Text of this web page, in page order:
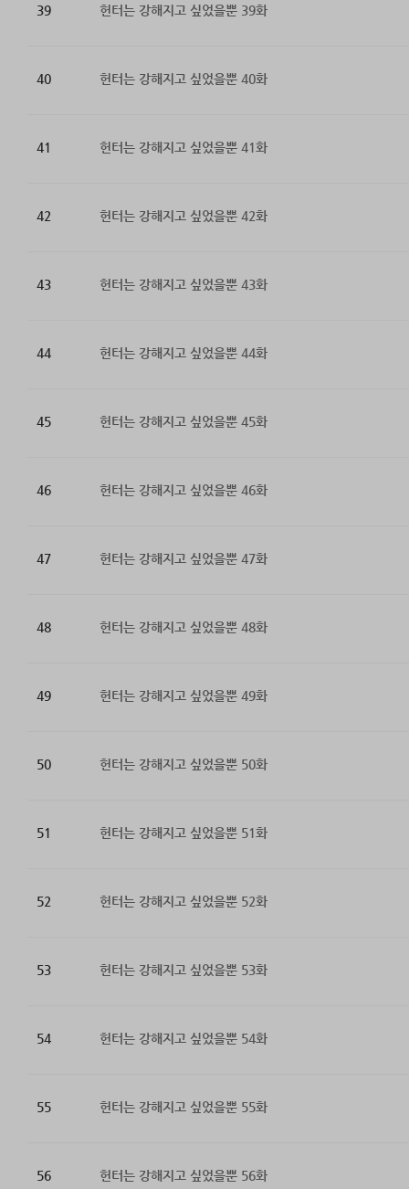
39 헌터는 강해지고 싶었을뿐 39화
40 헌터는 강해지고 싶었을뿐 40화
41 헌터는 강해지고 싶었을뿐 41화
42 헌터는 강해지고 싶었을뿐 42화
43 헌터는 강해지고 싶었을뿐 43화
44 헌터는 강해지고 싶었을뿐 44화
45 헌터는 강해지고 싶었을뿐 45화
46 헌터는 강해지고 싶었을뿐 46화
47 헌터는 강해지고 싶었을뿐 47화
48 헌터는 강해지고 싶었을뿐 48화
49 헌터는 강해지고 싶었을뿐 49화
50 헌터는 강해지고 싶었을뿐 50화
51 헌터는 강해지고 싶었을뿐 51화
52 헌터는 강해지고 싶었을뿐 52화
53 헌터는 강해지고 싶었을뿐 53화
54 헌터는 강해지고 싶었을뿐 54화
55 헌터는 강해지고 싶었을뿐 55화
56 헌터는 강해지고 싶었을뿐 56화